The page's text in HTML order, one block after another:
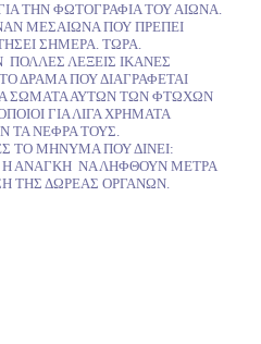
ΤΗΝ ΦΩΤΟΓΡΑΦΙΑ ΤΟΥ ΑΙΩΝΑ.
ΜΕΣΑΙΩΝΑ ΠΟΥ ΠΡΕΠΕΙ
ΣΗΜΕΡΑ. ΤΩΡΑ.
ΠΟΛΛΕΣ ΛΕΞΕΙΣ ΙΚΑΝΕΣ
ΔΡΑΜΑ ΠΟΥ ΔΙΑΓΡΑΦΕΤΑΙ
ΣΩΜΑΤΑ ΑΥΤΩΝ ΤΩΝ ΦΤΩΧΩΝ
ΓΙΑ ΛΙΓΑ ΧΡΗΜΑΤΑ
ΤΑ ΝΕΦΡΑ ΤΟΥΣ.
ΤΟ ΜHΝYΜΑ ΠΟΥ ΔΙΝΕΙ:
Η ΑΝΑΓΚΗ ΝΑ ΛΗΦΘΟΥΝ ΜΕΤΡΑ
ΤΗΣ ΔΩΡΕΑΣ ΟΡΓΑΝΩΝ.